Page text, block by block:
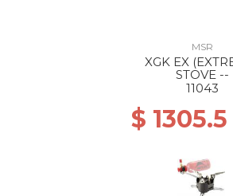
MSR
XGK EX
STOVE --
11043
$